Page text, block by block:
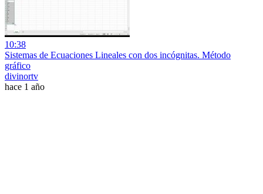
10:38
Sistemas de Ecuaciones Lineales con dos incógnitas. Método
gráfico
divinortv
hace 1 año